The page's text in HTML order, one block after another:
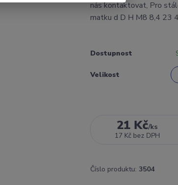
nás kontaktovat, Pro
matku d D H M8 8,4 23
Dostupnost
Velikost
21 Kč/ks
17 Kč bez DPH
Číslo produktu: 3504